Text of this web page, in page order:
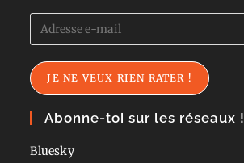
Adresse
e-
mail
JE NE VEUX RIEN RATER !
Abonne-toi sur les réseaux !
Bluesky